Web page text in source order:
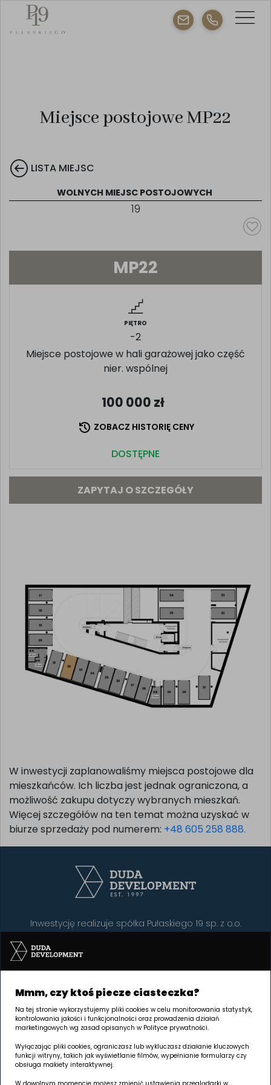
Mmm, czy ktoś piecze ciasteczka?
Na tej stronie wykorzystujemy pliki cookies w celu monitorowania statystyk,
kontrolowania jakości i funkcjonalności oraz prowadzenia działań
marketingowych wg zasad opisanych w Polityce prywatności.
Wyłączając pliki cookies, ograniczasz lub wykluczasz działanie kluczowych
funkcji witryny, takich jak wyświetlanie filmów, wypełnianie formularzy czy
obsługa makiety interaktywnej.
Miejsce postojowe MP22
LISTA MIEJSC
WOLNYCH MIEJSC POSTOJOWYCH
19
MP22
PIĘTRO
-2
Miejsce postojowe w hali garażowej jako część
nier. wspólnej
100 000 zł
ZOBACZ HISTORIĘ CENY
DOSTĘPNE
ZAPYTAJ O SZCZEGÓŁY
W inwestycji zaplanowaliśmy miejsca postojowe dla
mieszkańców. Ich liczba jest jednak ograniczona, a
możliwość zakupu dotyczy wybranych mieszkań.
Więcej szczegółów na ten temat można uzyskać w
biurze sprzedaży pod numerem: +48 605 258 888.
Inwestycję realizuje spółka Pułaskiego 19 sp. z o.o.
Palacza 144, 60-278 Poznań
Godziny otwarcia:
poniedziałek - piątek 8.00 - 17.00
W każdy wtorek w godz. 8.00 - 16.00 jesteśmy dostępni na
terenie inwestycji.
Wydłużamy godziny umawiania spotkań - zapraszamy na